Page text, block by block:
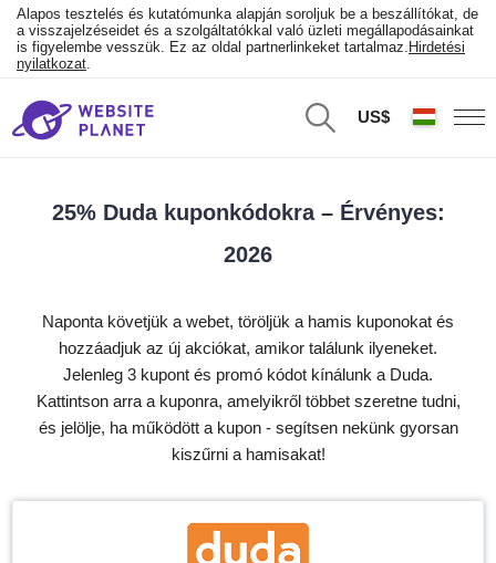
Alapos tesztelés és kutatómunka alapján soroljuk be a beszállítókat, de
a visszajelzéseidet és a szolgáltatókkal való üzleti megállapodásainkat
is figyelembe vesszük. Ez az oldal partnerlinkeket tartalmaz. Hirdetési
nyilatkozat.
US$
25% Duda kuponkódokra – Érvényes:
2026
Naponta követjük a webet, töröljük a hamis kuponokat és
hozzáadjuk az új akciókat, amikor találunk ilyeneket.
Jelenleg 3 kupont és promó kódot kínálunk a Duda.
Kattintson arra a kuponra, amelyikről többet szeretne tudni,
és jelölje, ha működött a kupon - segítsen nekünk gyorsan
kiszűrni a hamisakat!